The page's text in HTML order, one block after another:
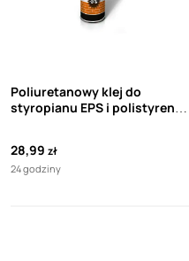
Poliuretanowy klej do
styropianu EPS i polistyrenu
28,99 zł
24 godziny